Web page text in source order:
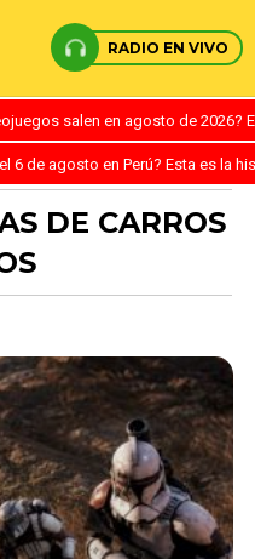
RADIO EN VIVO
salen en agosto de
6 de agosto en Perú? Esta es la
DE CARROS